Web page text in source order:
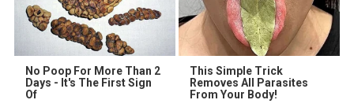
No Poop For More Than 2
Days - It's The First Sign
Of
This Simple Trick
Removes All Parasites
From Your Body!